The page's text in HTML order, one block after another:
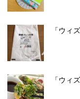
「ウィ
「ウィ